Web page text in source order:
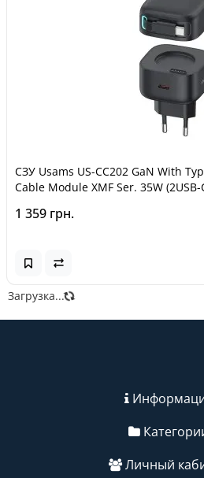
СЗУ Usams US-CC202 GaN With
Cable Module XMF Ser. 35W (2USB-
1 359 грн.
Загрузка...
Личный